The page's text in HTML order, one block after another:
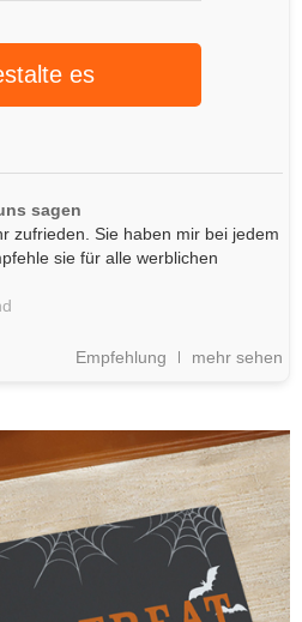
es
sagen
zufrieden. Sie haben mir bei jedem
sie für alle werblichen
Empfehlung mehr sehen